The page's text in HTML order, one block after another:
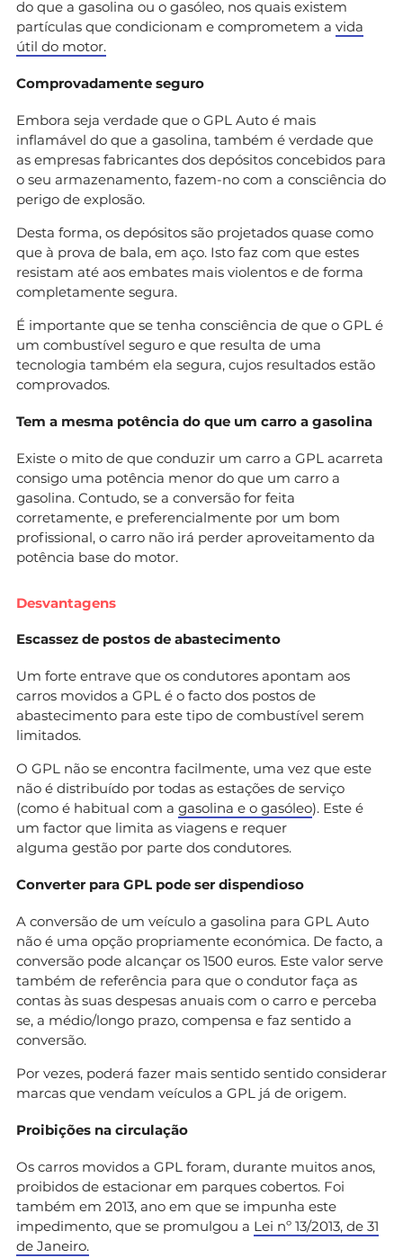
do que a gasolina ou o gasóleo, nos quais existem
partículas que condicionam e comprometem a vida
útil do motor.
Comprovadamente seguro
Embora seja verdade que o GPL Auto é mais
inflamável do que a gasolina, também é verdade que
as empresas fabricantes dos depósitos concebidos para
o seu armazenamento, fazem-no com a consciência do
perigo de explosão.
Desta forma, os depósitos são projetados quase como
que à prova de bala, em aço. Isto faz com que estes
resistam até aos embates mais violentos e de forma
completamente segura.
É importante que se tenha consciência de que o GPL é
um combustível seguro e que resulta de uma
tecnologia também ela segura, cujos resultados estão
comprovados.
Tem a mesma potência do que um carro a gasolina
Existe o mito de que conduzir um carro a GPL acarreta
consigo uma potência menor do que um carro a
gasolina. Contudo, se a conversão for feita
corretamente, e preferencialmente por um bom
profissional, o carro não irá perder aproveitamento da
potência base do motor.
Desvantagens
Escassez de postos de abastecimento
Um forte entrave que os condutores apontam aos
carros movidos a GPL é o facto dos postos de
abastecimento para este tipo de combustível serem
limitados.
O GPL não se encontra facilmente, uma vez que este
não é distribuído por todas as estações de serviço
(como é habitual com a gasolina e o gasóleo). Este é
um factor que limita as viagens e requer
alguma gestão por parte dos condutores.
Converter para GPL pode ser dispendioso
A conversão de um veículo a gasolina para GPL Auto
não é uma opção propriamente económica. De facto, a
conversão pode alcançar os 1500 euros. Este valor serve
também de referência para que o condutor faça as
contas às suas despesas anuais com o carro e perceba
se, a médio/longo prazo, compensa e faz sentido a
conversão.
Por vezes, poderá fazer mais sentido sentido considerar
marcas que vendam veículos a GPL já de origem.
Proibições na circulação
Os carros movidos a GPL foram, durante muitos anos,
proibidos de estacionar em parques cobertos. Foi
também em 2013, ano em que se impunha este
impedimento, que se promulgou a Lei nº 13/2013, de 31
de Janeiro.